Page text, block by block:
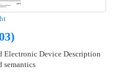
Electronic Device Description
semantics